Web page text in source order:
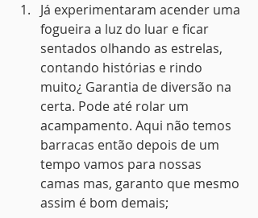
Já experimentaram acender uma
fogueira a luz do luar e ficar
sentados olhando as estrelas,
contando histórias e rindo
muito¿ Garantia de diversão na
certa. Pode até rolar um
acampamento. Aqui não temos
barracas então depois de um
tempo vamos para nossas
camas mas, garanto que mesmo
assim é bom demais;